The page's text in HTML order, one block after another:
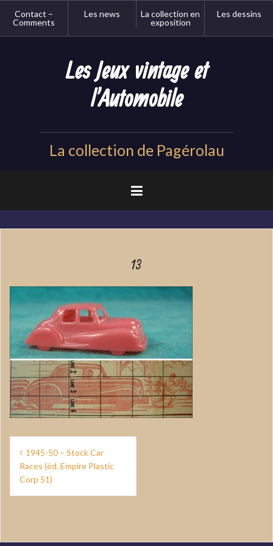
Contact –
Comments
Les news
La collection en
exposition
Les dessins
Les Jeux vintage et
l'Automobile
La collection de Pagérolau
13
Navigation
de
l’article
1945-50 – Stock Car
Races (éd. Empire Plastic
Corp 51)